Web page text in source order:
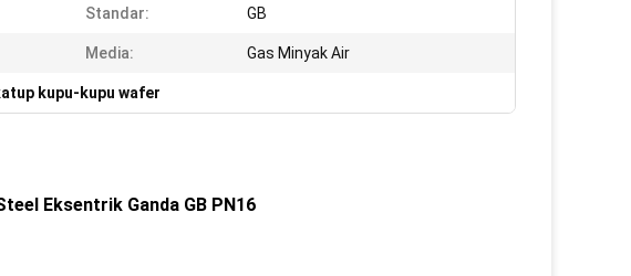
Standar: GB
Media: Gas Minyak Air
kupu-kupu wafer
Eksentrik Ganda GB PN16